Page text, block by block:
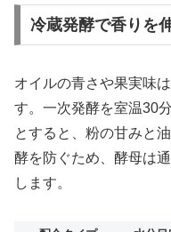
冷蔵発酵で香りを
オイルの青さや果実味
す。一次発酵を室温30
とすると、粉の甘みと
酵を防ぐため、酵母は
します。